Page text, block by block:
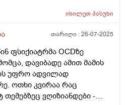
სიარულის დროს.
რო უნდა წავიდე გული
ექიმთან მისვლას.
ვეტყოდი ყველაფერი აქ
მირჩიოთ წამალი ისევ რომ
რჩევის სახით მაძლევენ
მარა ექიმის გარეშე ესე
იხილეთპასუხი
თარიღი :26-07-2025
ფსიქიატრმა OCDზე
დავიბადე ამით მამის
უფრო ადვილად
ოთხი კვირაა რაც
თემებზეც ვღიზიანდები -